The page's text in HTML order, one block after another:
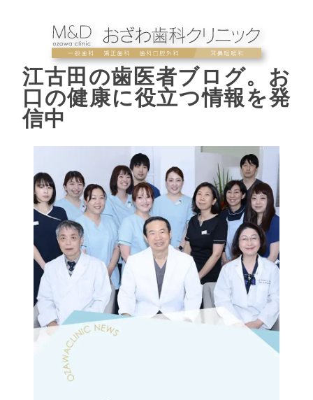
江古田の歯医者ブログ。お
口の健康に役立つ情報を発
信中